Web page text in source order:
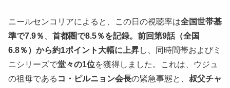
ニールセンコリアによると、この日の視聴率は全国世帯基
準で7.9％ 、 首都圏で8.5％を記録。前回第9話（全国
6.8％）から約1ポイント大幅に上昇し、同時間帯およびミ
ニシリーズで堂々の1位を獲得しました。これは、ウジュ
の祖母である コ・ピルニョン会長の緊急事態と、 叔父チャ